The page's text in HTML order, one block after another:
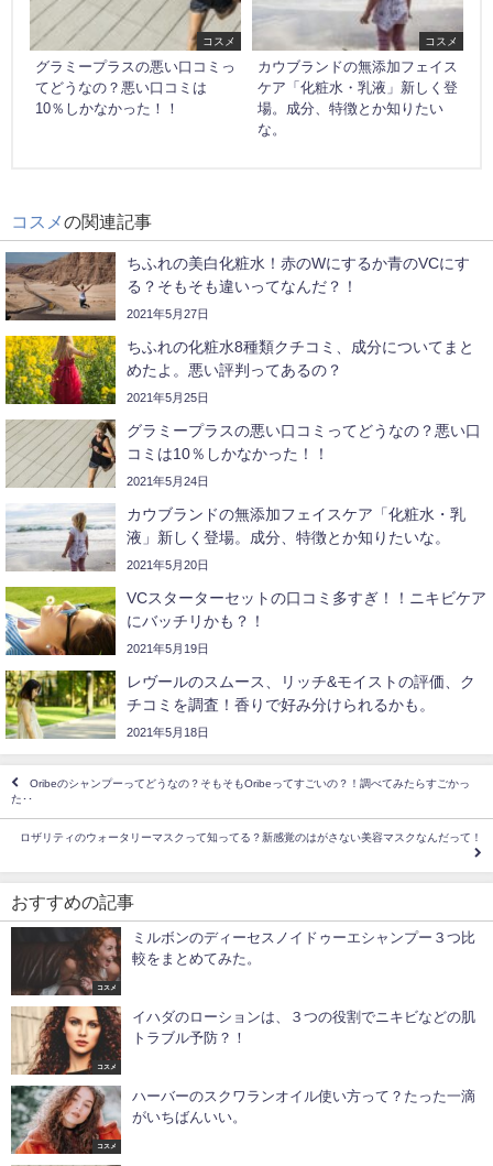
コスメ
グラミープラスの悪い口コミっ
てどうなの？悪い口コミは
10％しかなかった！！
コスメ
カウブランドの無添加フェイス
ケア「化粧水・乳液」新しく登
場。成分、特徴とか知りたい
な。
コスメの関連記事
ちふれの美白化粧水！赤のWにするか青のVCにす
る？そもそも違いってなんだ？！
2021年5月27日
ちふれの化粧水8種類クチコミ、成分についてまと
めたよ。悪い評判ってあるの？
2021年5月25日
グラミープラスの悪い口コミってどうなの？悪い口
コミは10％しかなかった！！
2021年5月24日
カウブランドの無添加フェイスケア「化粧水・乳
液」新しく登場。成分、特徴とか知りたいな。
2021年5月20日
VCスターターセットの口コミ多すぎ！！ニキビケア
にバッチリかも？！
2021年5月19日
レヴールのスムース、リッチ&モイストの評価、ク
チコミを調査！香りで好み分けられるかも。
2021年5月18日
Oribeのシャンプーってどうなの？そもそもOribeってすごいの？！調べてみたらすごかっ
た･･
ロザリティのウォータリーマスクって知ってる？新感覚のはがさない美容マスクなんだって！
おすすめの記事
コスメ
ミルボンのディーセスノイドゥーエシャンプー３つ比
較をまとめてみた。
コスメ
イハダのローションは、３つの役割でニキビなどの肌
トラブル予防？！
コスメ
ハーバーのスクワランオイル使い方って？たった一滴
がいちばんいい。